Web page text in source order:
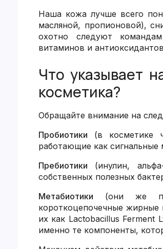
Наша кожа лучше всего
масляной, пропионовой),
охотно следуют
витаминов и
Что указывает
косметика?
Обращайте внимание на
Пробиотики (в косметике
работающие как сигнальные
Пребиотики (инулин,
собственных полезных
Метабиотики (они же
короткоцепочечные
их как Lactobacillus Ferment
именно те компоненты,